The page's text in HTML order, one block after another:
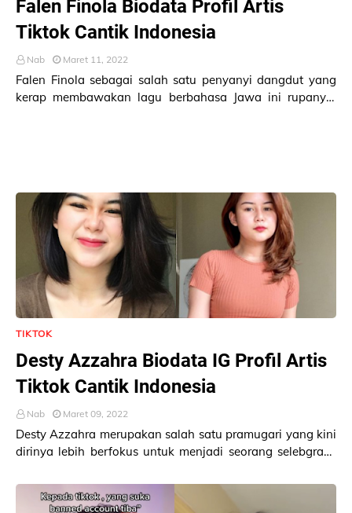
Falen Finola Biodata Profil Artis
Tiktok Cantik Indonesia
Nab Maret 11, 2022
Falen Finola sebagai salah satu penyanyi dangdut yang
kerap membawakan lagu berbahasa Jawa ini rupanya
TIKTOK
Desty Azzahra Biodata IG Profil Artis
Tiktok Cantik Indonesia
Nab Maret 09, 2022
Desty Azzahra merupakan salah satu pramugari yang kini
dirinya lebih berfokus untuk menjadi seorang selebgram,